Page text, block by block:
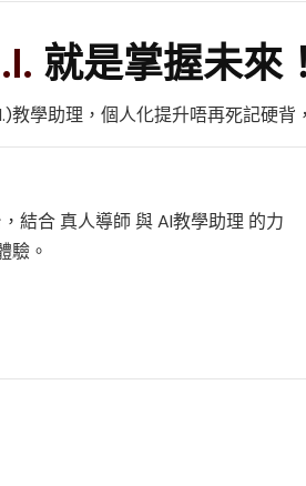
就是掌握未來！
學助理，個人化提升唔再死記硬背
結合 真人導師 與 AI教學助理 的力
驗。